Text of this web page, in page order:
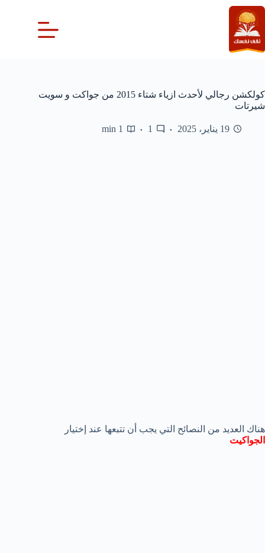
التجاوز
إلى
المحتوى
كولكشن رجالي لأحدث ازياء شتاء 2015 من جواكت و سويت
شيرتات
19 يناير، 2025 1
1 min
هناك العديد من النصائح التي يجب أن تتبعها عند إختيار
الجواكيت